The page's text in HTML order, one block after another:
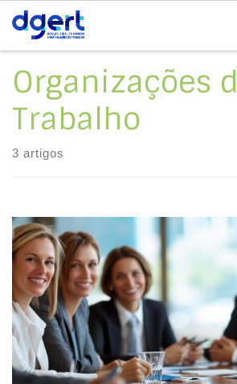
Skip to content
Organizações
Trabalho
3 artigos
FAQ - Organizações do Trabalho